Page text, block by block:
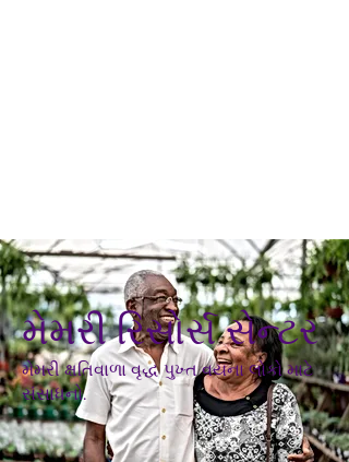
મેમરી રિસોર્સ સેન્ટર
મેમરી ક્ષતિવાળા વૃદ્ધ પુખ્ત વયના લોકો માટે
સંસાધનો.